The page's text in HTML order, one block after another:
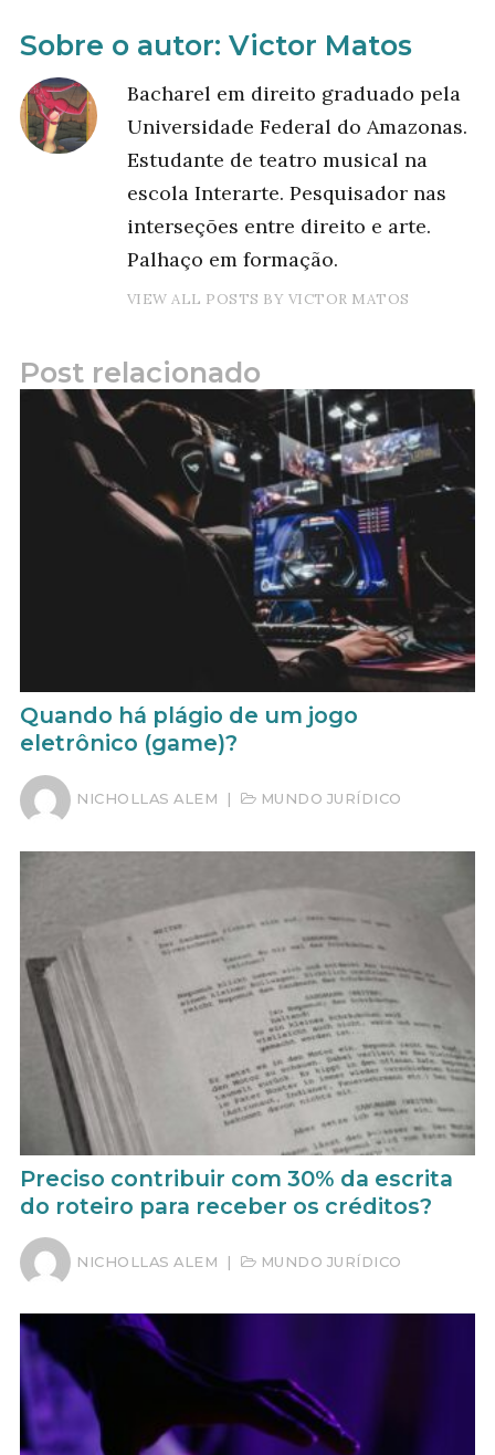
Sobre o autor: Victor Matos
Bacharel em direito graduado pela
Universidade Federal do Amazonas.
Estudante de teatro musical na
escola Interarte. Pesquisador nas
interseções entre direito e arte.
Palhaço em formação.
VIEW ALL POSTS BY VICTOR MATOS
Post relacionado
Quando há plágio de um jogo
eletrônico (game)?
NICHOLLAS ALEM | MUNDO JURÍDICO
Preciso contribuir com 30% da escrita
do roteiro para receber os créditos?
NICHOLLAS ALEM | MUNDO JURÍDICO